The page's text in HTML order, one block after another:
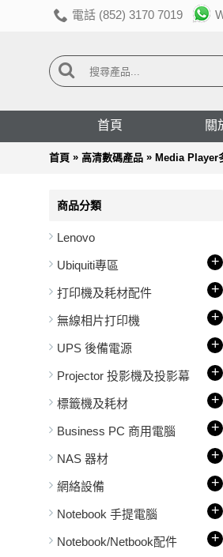
電話 (852) 3170 7019
首頁 關
首頁 » 高清數碼產品 » Media Player
商品分類
Lenovo
Ubiquiti專區 +
打印機及耗材配件 +
無線相片打印機 +
UPS 後備電源 +
Projector 投影機及投影幕 +
標籤機及耗材 +
Business PC 商用電腦 +
NAS 器材 +
網絡設備 +
Notebook 手提電腦 +
Notebook/Netbook配件 +